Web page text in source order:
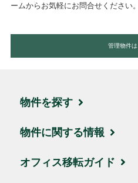
ームからお気軽にお問合せください。
管理物件
物件を探す
エリア・住所から探す
駅名・沿線から探す
物件に関する情報
ブログ
オフィス移転ガイド